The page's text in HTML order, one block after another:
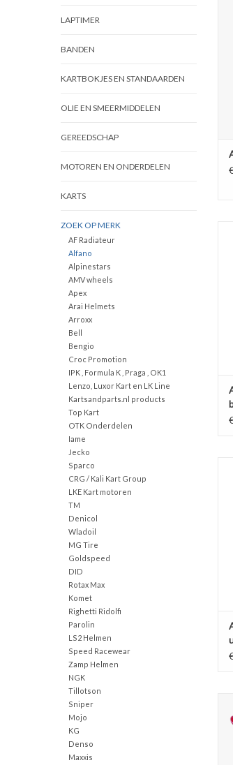
LAPTIMER
BANDEN
KARTBOKJES EN STANDAARDEN
OLIE EN SMEERMIDDELEN
GEREEDSCHAP
MOTOREN EN ONDERDELEN
KARTS
ZOEK OP MERK
AF Radiateur
Alfano
Alpinestars
AMV wheels
Apex
Arai Helmets
Arroxx
Bell
Bengio
Croc Promotion
IPK , Formula K , Praga , OK1
Lenzo, Luxor Kart en LK Line
Kartsandparts.nl products
Top Kart
OTK Onderdelen
Iame
Jecko
Sparco
CRG / Kali Kart Group
LKE Kart motoren
TM
Denicol
Wladoil
MG Tire
Goldspeed
DID
Rotax Max
Komet
Righetti Ridolfi
Parolin
LS2 Helmen
Speed Racewear
Zamp Helmen
NGK
Tillotson
Sniper
Mojo
KG
Denso
Maxxis